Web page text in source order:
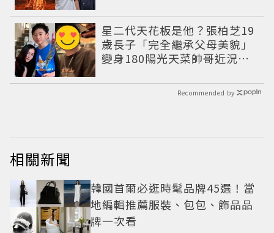
星二代天花板是他？張柏芝19
歲長子「完全繼承父母美貌」
變身180陽光天菜帥哥近況曝
Recommended by
相關新聞
韓國首爾必逛時髦品牌45選！當
地編輯推薦服裝、包包、飾品品
牌一次看